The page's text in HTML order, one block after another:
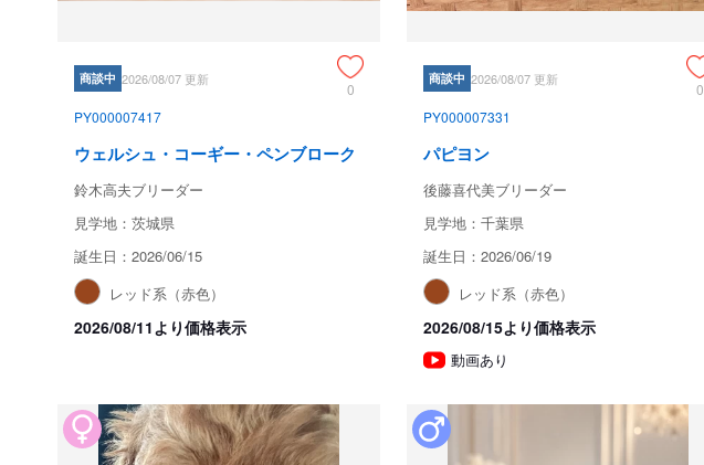
商談中 2026/08/07 更新
0
PY000007417
ウェルシュ・コーギー・ペンブローク
鈴木高夫ブリーダー
見学地：茨城県
誕生日：2026/06/15
レッド系（赤色）
2026/08/11より価格表示
商談中 2026/08/07 更新
0
PY000007331
パピヨン
後藤喜代美ブリーダー
見学地：千葉県
誕生日：2026/06/19
レッド系（赤色）
2026/08/15より価格表示
動画あり